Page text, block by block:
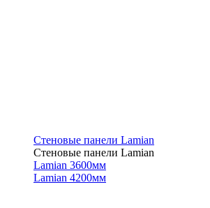
Стеновые панели Lamian
Стеновые панели Lamian
Lamian 3600мм
Lamian 4200мм